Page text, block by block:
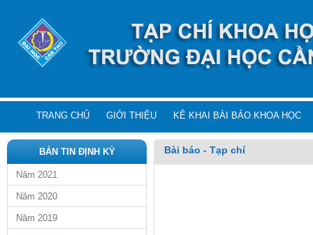
TRANG CHỦ GIỚI THIỆU KÊ KHAI BÀI BÁO KHOA HỌC
BẢN TIN ĐỊNH KỲ
Năm 2021
Năm 2020
Năm 2019
Bài báo - Tạp chí